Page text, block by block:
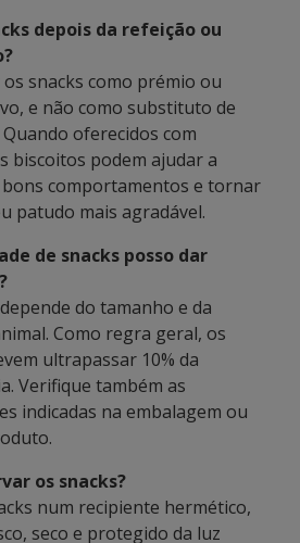
depois da refeição ou
snacks como prémio ou
e não como substituto de
oferecidos com
biscoitos podem ajudar a
comportamentos e tornar
patudo mais agradável.
de snacks posso dar
do tamanho e da
Como regra geral, os
ultrapassar 10% da
Verifique também as
indicadas na embalagem ou
os snacks?
num recipiente hermético,
seco e protegido da luz